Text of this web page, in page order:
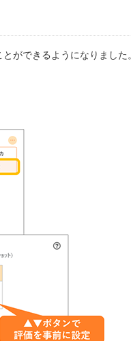
ができるようになりました。